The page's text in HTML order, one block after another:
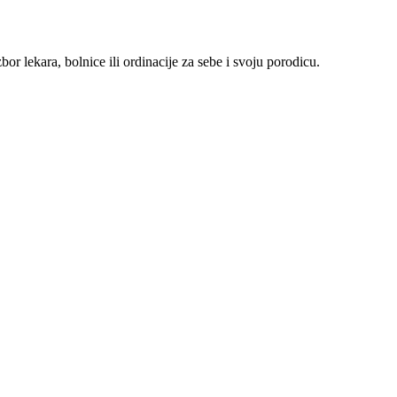
lekara, bolnice ili ordinacije za sebe i svoju porodicu.